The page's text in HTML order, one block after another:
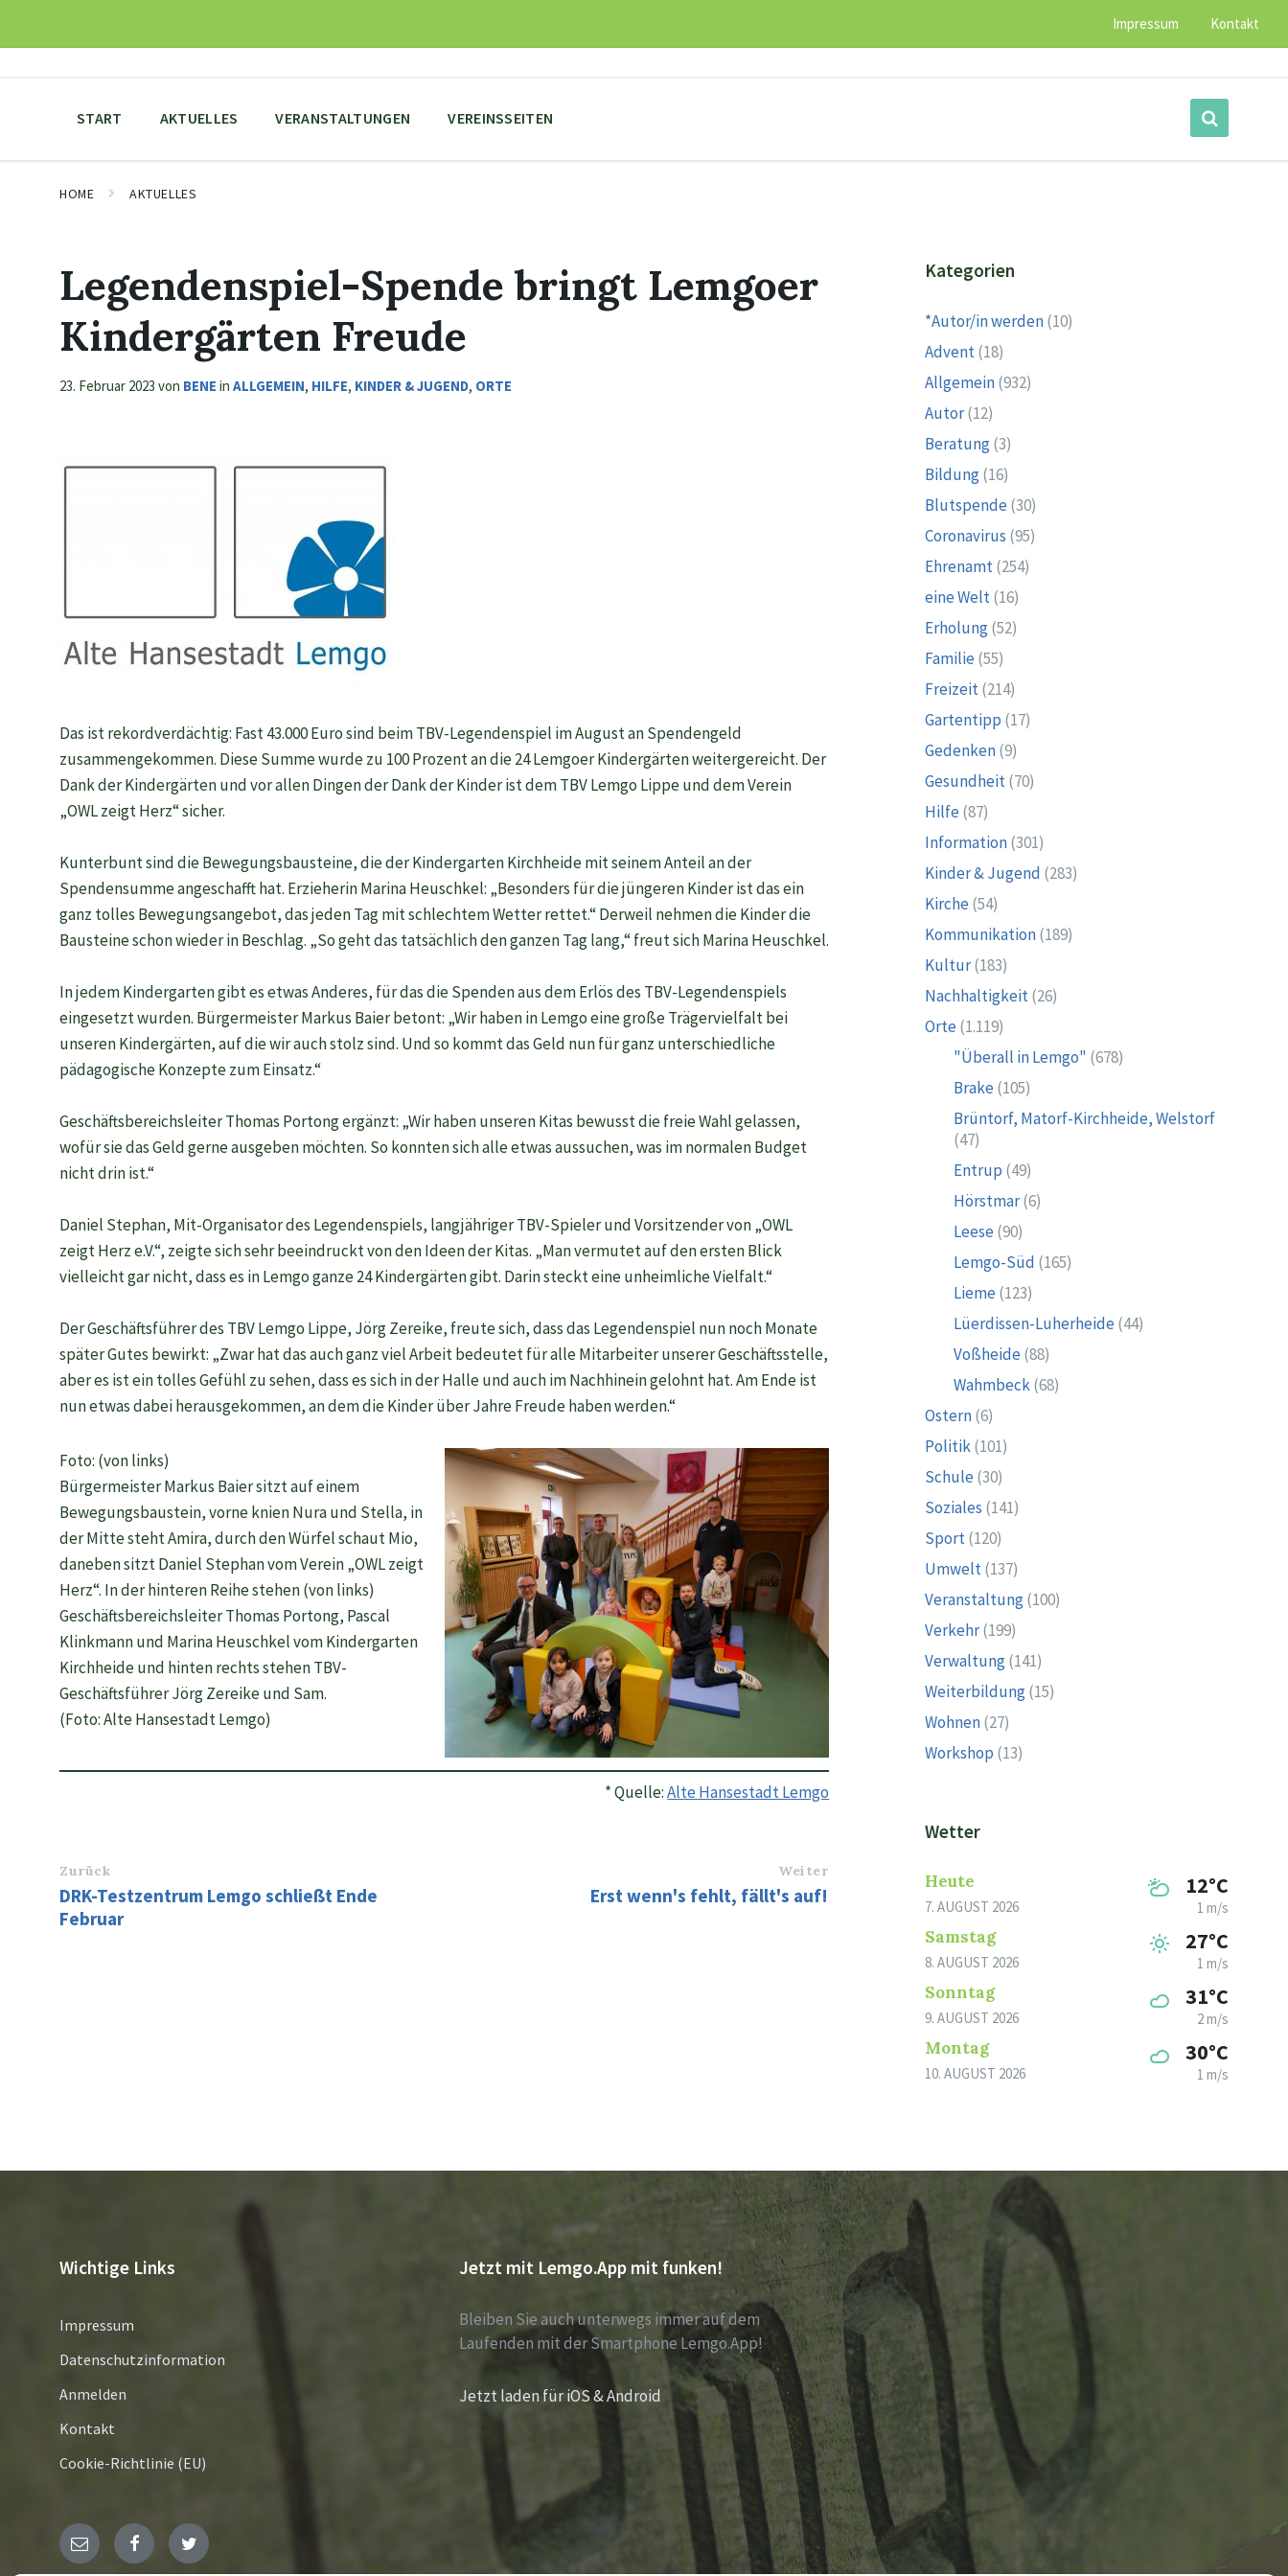
content
main
footer
Impressum Kontakt
START AKTUELLES VERANSTALTUNGEN VEREINSSEITEN
HOME AKTUELLES
Legendenspiel-Spende bringt Lemgoer
Kindergärten Freude
23. Februar 2023 von BENE in ALLGEMEIN, HILFE, KINDER & JUGEND, ORTE
Das ist rekordverdächtig: Fast 43.000 Euro sind beim TBV-Legendenspiel im August an Spendengeld
zusammengekommen. Diese Summe wurde zu 100 Prozent an die 24 Lemgoer Kindergärten weitergereicht. Der
Dank der Kindergärten und vor allen Dingen der Dank der Kinder ist dem TBV Lemgo Lippe und dem Verein
„OWL zeigt Herz“ sicher.
Kunterbunt sind die Bewegungsbausteine, die der Kindergarten Kirchheide mit seinem Anteil an der
Spendensumme angeschafft hat. Erzieherin Marina Heuschkel: „Besonders für die jüngeren Kinder ist das ein
ganz tolles Bewegungsangebot, das jeden Tag mit schlechtem Wetter rettet.“ Derweil nehmen die Kinder die
Bausteine schon wieder in Beschlag. „So geht das tatsächlich den ganzen Tag lang,“ freut sich Marina Heuschkel.
In jedem Kindergarten gibt es etwas Anderes, für das die Spenden aus dem Erlös des TBV-Legendenspiels
eingesetzt wurden. Bürgermeister Markus Baier betont: „Wir haben in Lemgo eine große Trägervielfalt bei
unseren Kindergärten, auf die wir auch stolz sind. Und so kommt das Geld nun für ganz unterschiedliche
pädagogische Konzepte zum Einsatz.“
Geschäftsbereichsleiter Thomas Portong ergänzt: „Wir haben unseren Kitas bewusst die freie Wahl gelassen,
wofür sie das Geld gerne ausgeben möchten. So konnten sich alle etwas aussuchen, was im normalen Budget
nicht drin ist.“
Daniel Stephan, Mit-Organisator des Legendenspiels, langjähriger TBV-Spieler und Vorsitzender von „OWL
zeigt Herz e.V.“, zeigte sich sehr beeindruckt von den Ideen der Kitas. „Man vermutet auf den ersten Blick
vielleicht gar nicht, dass es in Lemgo ganze 24 Kindergärten gibt. Darin steckt eine unheimliche Vielfalt.“
Der Geschäftsführer des TBV Lemgo Lippe, Jörg Zereike, freute sich, dass das Legendenspiel nun noch Monate
später Gutes bewirkt: „Zwar hat das auch ganz viel Arbeit bedeutet für alle Mitarbeiter unserer Geschäftsstelle,
aber es ist ein tolles Gefühl zu sehen, dass es sich in der Halle und auch im Nachhinein gelohnt hat. Am Ende ist
nun etwas dabei herausgekommen, an dem die Kinder über Jahre Freude haben werden.“
Foto: (von links)
Bürgermeister Markus Baier sitzt auf einem
Bewegungsbaustein, vorne knien Nura und Stella, in
der Mitte steht Amira, durch den Würfel schaut Mio,
daneben sitzt Daniel Stephan vom Verein „OWL zeigt
Herz“. In der hinteren Reihe stehen (von links)
Geschäftsbereichsleiter Thomas Portong, Pascal
Klinkmann und Marina Heuschkel vom Kindergarten
Kirchheide und hinten rechts stehen TBV-
Geschäftsführer Jörg Zereike und Sam.
(Foto: Alte Hansestadt Lemgo)
* Quelle:Alte Hansestadt Lemgo
Zurück
DRK-Testzentrum Lemgo schließt Ende
Februar
Weiter
Erst wenn's fehlt, fällt's auf!
Kategorien
*Autor/in werden(10)
Advent(18)
Allgemein(932)
Autor(12)
Beratung(3)
Bildung(16)
Blutspende (30)
Coronavirus (95)
Ehrenamt(254)
eine Welt(16)
Erholung(52)
Familie (55)
Freizeit(214)
Gartentipp (17)
Gedenken(9)
Gesundheit(70)
Hilfe (87)
Information(301)
Kinder & Jugend (283)
Kirche (54)
Kommunikation(189)
Kultur(183)
Nachhaltigkeit(26)
Orte (1.119)
"Überall in Lemgo" (678)
Brake (105)
Brüntorf, Matorf-Kirchheide, Welstorf
(47)
Entrup (49)
Hörstmar(6)
Leese (90)
Lemgo-Süd (165)
Lieme (123)
Lüerdissen-Luherheide (44)
Voßheide (88)
Wahmbeck(68)
Ostern(6)
Politik(101)
Schule (30)
Soziales (141)
Sport(120)
Umwelt(137)
Veranstaltung(100)
Verkehr(199)
Verwaltung(141)
Weiterbildung(15)
Wohnen(27)
Workshop (13)
Wetter
Heute
7. AUGUST 2026
12°C
1 m/s
Samstag
8. AUGUST 2026
27°C
1 m/s
Sonntag
9. AUGUST 2026
31°C
2 m/s
Montag
10. AUGUST 2026
30°C
1 m/s
Wichtige Links
Impressum
Datenschutzinformation
Anmelden
Kontakt
Cookie-Richtlinie (EU)
Jetzt mit Lemgo.App mit funken!
Bleiben Sie auch unterwegs immer auf dem
Laufenden mit der Smartphone Lemgo.App!
Jetzt laden für iOS & Android
E- FacebookTwitter